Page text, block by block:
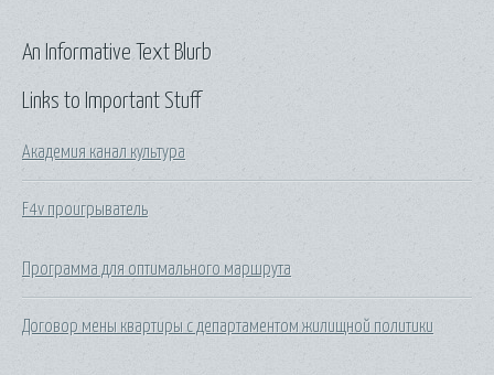
Links to Important Stuff
Академия канал культура
F4v проигрыватель
Программа для оптимального маршрута
Договор мены квартиры с департаментом жилищной политики
An Informative Text Blurb